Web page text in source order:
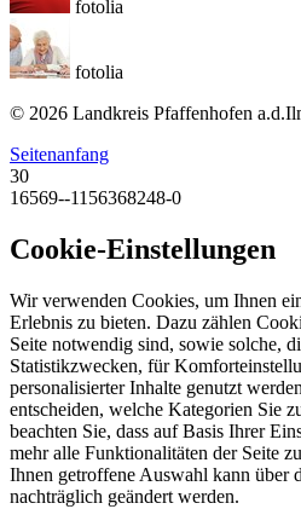
fotolia
fotolia
© 2026 Landkreis Pfaffenhofen
Seitenanfang
30
16569--1156368248-0
Cookie-Einstellungen
Wir verwenden Cookies, um Ihnen
Erlebnis zu bieten. Dazu zählen
Seite notwendig sind, sowie solche,
Statistikzwecken, für
personalisierter Inhalte genutzt
entscheiden, welche Kategorien Sie
beachten Sie, dass auf Basis Ihrer
mehr alle Funktionalitäten der Seite
Ihnen getroffene Auswahl kann über
nachträglich geändert werden.